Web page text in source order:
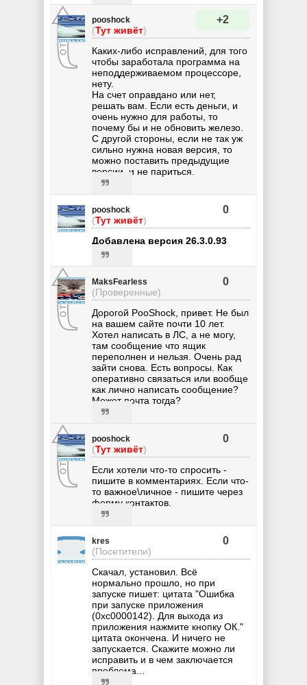
pooshock
(Тут живёт)
+2
Каких-либо исправлений, для того
чтобы заработала программа на
неподдерживаемом процессоре,
нету.
На счет оправдано или нет,
решать вам. Если есть деньги, и
очень нужно для работы, то
почему бы и не обновить железо.
С другой стороны, если не так уж
сильно нужна новая версия, то
можно поставить предыдущие
версии, и не париться.
pooshock
(Тут живёт)
0
Добавлена версия 26.3.0.93
MaksFearless
(Проверенные)
0
Дорогой PooShock, привет. Не был
на вашем сайте почти 10 лет.
Хотел написать в ЛС, а не могу,
там сообщение что ящик
переполнен и нельзя. Очень рад
зайти снова. Есть вопросы. Как
оперативно связаться или вообще
как лично написать сообщение?
Может почта тогда?
pooshock
(Тут живёт)
0
Если хотели что-то спросить -
пишите в комментариях. Если что-
то важное\личное - пишите через
форму контактов.
kres
(Посетители)
0
Скачал, установил. Всё
нормально прошло, но при
запуске пишет: цитата "Ошибка
при запуске приложения
(0хс0000142). Для выхода из
приложения нажмите кнопку ОК."
цитата окончена. И ничего не
запускается. Скажите можно ли
исправить и в чем заключается
проблема...